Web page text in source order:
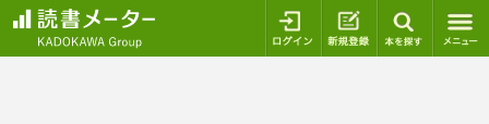
ログイン 新規登録